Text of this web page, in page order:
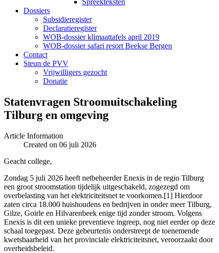
Spreekteksten
Dossiers
Subsidieregister
Declaratieregister
WOB-dossier klimaattafels april 2019
WOB-dossier safari resort Beekse Bergen
Contact
Steun de PVV
Vrijwilligers gezocht
Donatie
Statenvragen Stroomuitschakeling
Tilburg en omgeving
Article Information
Created on 06 juli 2026
Geacht college,
Zondag 5 juli 2026 heeft netbeheerder Enexis in de regio Tilburg
een groot stroomstation tijdelijk uitgeschakeld, zogezegd om
overbelasting van het elektriciteitsnet te voorkomen.[1] Hierdoor
zaten circa 18.000 huishoudens en bedrijven in onder meer Tilburg,
Gilze, Goirle en Hilvarenbeek enige tijd zonder stroom. Volgens
Enexis is dit een unieke preventieve ingreep, nog niet eerder op deze
schaal toegepast. Deze gebeurtenis onderstreept de toenemende
kwetsbaarheid van het provinciale elektriciteitsnet, veroorzaakt door
overheidsbeleid.